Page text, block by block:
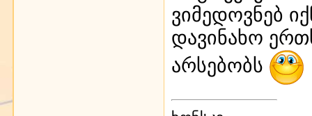
ვიმედოვნებ
დავინახო
არსებობს